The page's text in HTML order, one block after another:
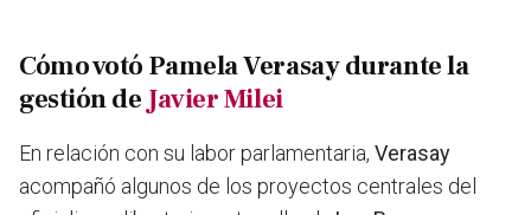
Cómo votó Pamela Verasay durante la
gestión de Javier Milei
En relación con su labor parlamentaria, Verasay
acompañó algunos de los proyectos centrales del